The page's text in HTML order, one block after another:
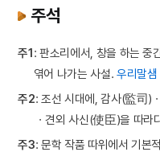
주석
주1: 판소리에서, 창을 하는 중
엮어 나가는 사설. 우리말샘
주2: 조선 시대에, 감사(監司)
ㆍ견외 사신(使臣)을 따라
주3: 문학 작품 따위에서 기본